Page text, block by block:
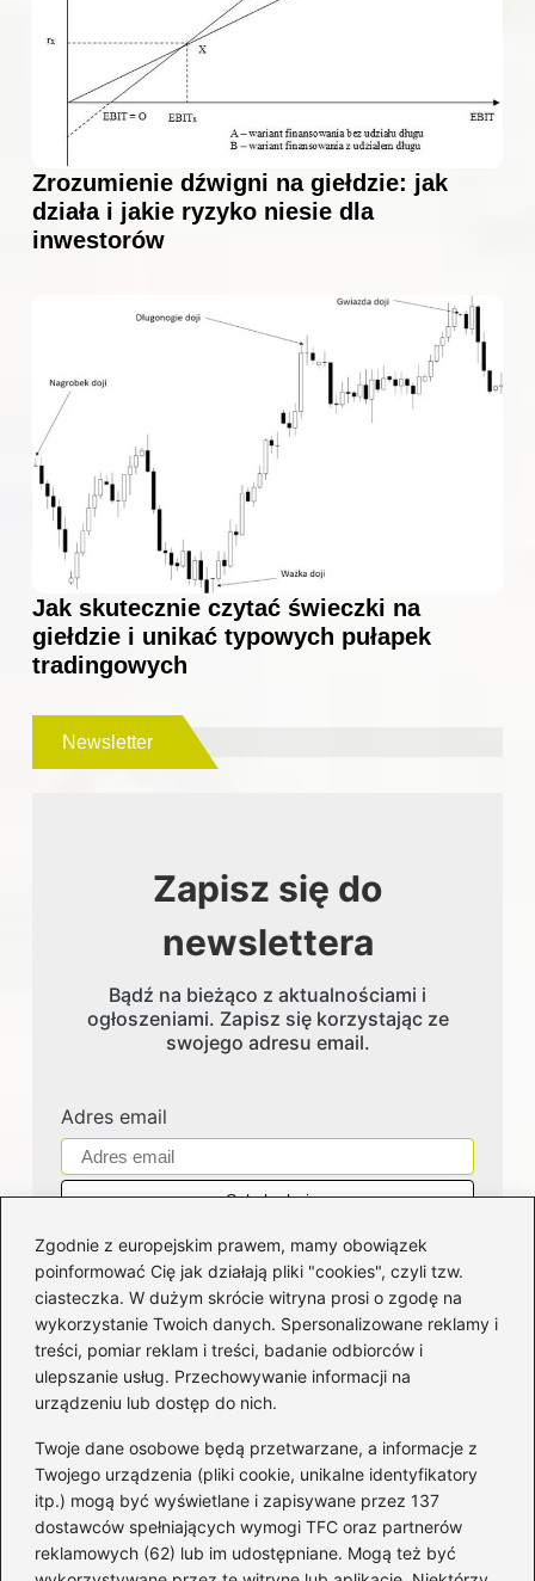
Zgodnie z europejskim prawem, mamy obowiązek
poinformować Cię jak działają pliki "cookies", czyli tzw.
ciasteczka. W dużym skrócie witryna prosi o zgodę na
wykorzystanie Twoich danych. Spersonalizowane reklamy i
treści, pomiar reklam i treści, badanie odbiorców i
ulepszanie usług. Przechowywanie informacji na
urządzeniu lub dostęp do nich.
Twoje dane osobowe będą przetwarzane, a informacje z
Twojego urządzenia (pliki cookie, unikalne identyfikatory
itp.) mogą być wyświetlane i zapisywane przez 137
dostawców spełniających wymogi TFC oraz partnerów
reklamowych (62) lub im udostępniane. Mogą też być
Zrozumienie dźwigni na giełdzie: jak
działa i jakie ryzyko niesie dla
inwestorów
Jak skutecznie czytać świeczki na
giełdzie i unikać typowych pułapek
tradingowych
Newsletter
Zapisz się do
newslettera
Bądź na bieżąco z aktualnościami i
ogłoszeniami. Zapisz się korzystając ze
swojego adresu email.
Adres email
Kategorie
Bankowość (181)
Fundusze
(36)
Giełda(28)
Inwestycje(49)
Rentowność(32)
Rozliczenia(196)